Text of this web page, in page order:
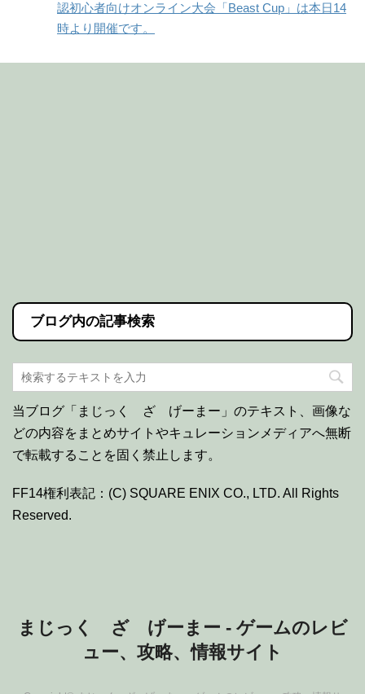
認初心者向けオンライン大会「Beast Cup」は本日14
時より開催です。
ブログ内の記事検索
当ブログ「まじっく ざ げーまー」のテキスト、画像な
どの内容をまとめサイトやキュレーションメディアへ無断
で転載することを固く禁止します。
FF14権利表記：(C) SQUARE ENIX CO., LTD. All Rights
Reserved.
まじっく ざ げーまー - ゲームのレビ
ュー、攻略、情報サイト